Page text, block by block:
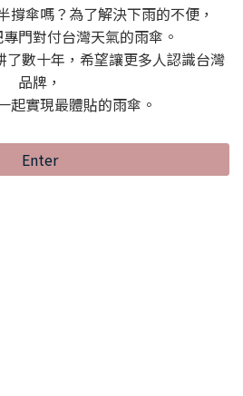
撐傘嗎？為了解決下雨的不便，
門對付台灣天氣的雨傘。
了數十年，希望讓更多人認識台灣
品牌，
起實現最體貼的雨傘。
Enter